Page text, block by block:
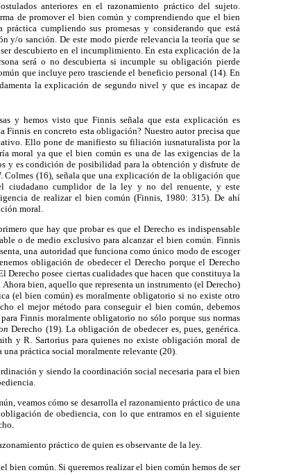
anteriores en el razonamiento práctico del sujeto.
de promover el bien común y comprendiendo que el bien
cumpliendo sus promesas y considerando que está
y/o sanción. De este modo pierde relevancia la teoría que se
descubierto en el incumplimiento. En esta explicación de la
será o no descubierta si incumple su obligación pierde
que incluye pero trasciende el beneficio personal (14). En
la explicación de segundo nivel y que es incapaz de
y hemos visto que Finnis señala que esta explicación es
Finnis en concreto esta obligación? Nuestro autor precisa que
Ello pone de manifiesto su filiación iusnaturalista por la
moral ya que el bien común es una de las exigencias de la
y es condición de posibilidad para la obtención y disfrute de
Colmes (16), señala que una explicación de la obligación que
ciudadano cumplidor de la ley y no del renuente, y este
de realizar el bien común (Finnis, 1980: 315). De ahí
moral.
que hay que probar es que el Derecho es indispensable
o de medio exclusivo para alcanzar el bien común. Finnis
una autoridad que funciona como único modo de escoger
obligación de obedecer el Derecho porque el Derecho
Derecho posee ciertas cualidades que hacen que constituya la
bien, aquello que representa un instrumento (el Derecho)
(el bien común) es moralmente obligatorio si no existe otro
el mejor método para conseguir el bien común, debemos
Finnis moralmente obligatorio no sólo porque sus normas
Derecho (19). La obligación de obedecer es, pues, genérica.
y R. Sartorius para quienes no existe obligación moral de
práctica social moralmente relevante (20).
y siendo la coordinación social necesaria para el bien
veamos cómo se desarrolla el razonamiento práctico de una
de obediencia, con lo que entramos en el siguiente
práctico de quien es observante de la ley.
bien común. Si queremos realizar el bien común hemos de ser